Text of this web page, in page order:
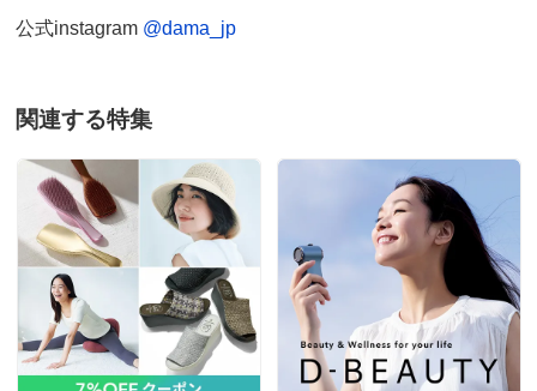
公式instagram @dama_jp
関連する特集